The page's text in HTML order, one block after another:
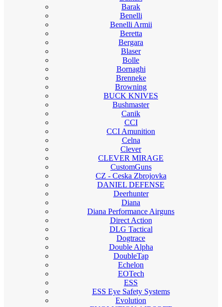
Barak
Benelli
Benelli Armii
Beretta
Bergara
Blaser
Bolle
Bornaghi
Brenneke
Browning
BUCK KNIVES
Bushmaster
Canik
CCI
CCI Amunition
Celna
Clever
CLEVER MIRAGE
CustomGuns
CZ - Ceska Zbrojovka
DANIEL DEFENSE
Deerhunter
Diana
Diana Performance Airguns
Direct Action
DLG Tactical
Dogtrace
Double Alpha
DoubleTap
Echelon
EOTech
ESS
ESS Eye Safety Systems
Evolution